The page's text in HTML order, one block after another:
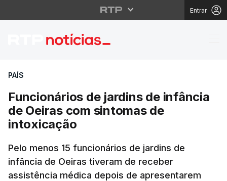
Entrar
Funcionários de
PAÍS
Funcionários de jardins de infância
de Oeiras com sintomas de
intoxicação
Pelo menos 15 funcionários de jardins de
infância de Oeiras tiveram de receber
assistência médica depois de apresentarem